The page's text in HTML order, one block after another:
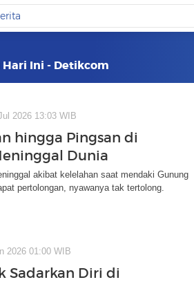
Ini - Detikcom
2026 13:03 WIB
hingga Pingsan di
Dunia
akibat kelelahan saat mendaki Gunung
pertolongan, nyawanya tak tertolong.
2026 01:00 WIB
Sadarkan Diri di